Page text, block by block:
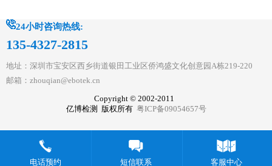
24小时咨询热线:
135-4327-2815
地址：深圳市宝安区西乡街道银田工业区侨鸿盛文化创意园A栋219-220
邮箱：zhouqian@ebotek.cn
Copyright © 2002-2011
亿博检测 版权所有 粤ICP备09054657号
电话预约 短信联系 客服中心